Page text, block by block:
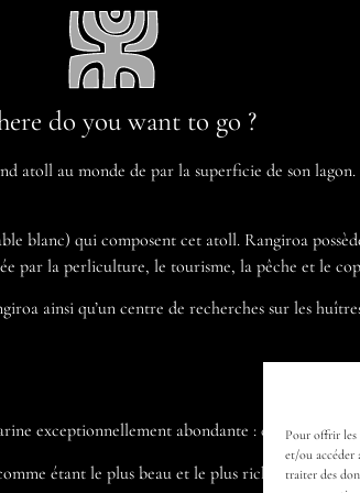
Pour offrir les
et/ou accéder
traiter des
do you want to go ?
atoll au monde de par la superficie de son
blanc) qui composent cet atoll. Rangiroa
par la perliculture, le tourisme, la pêche et le
ainsi qu’un centre de recherches sur les
exceptionnellement abondante : dauphins,
étant le plus beau et le plus riche site